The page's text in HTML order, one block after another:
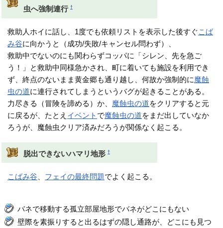
虫へ強制連行 †
救助人ホイに話し、1度でも依頼リストを表示した後すぐこば
み谷に向かうと（成功/失敗/キャンセル問わず）、
救助中でないのにも関わらずコッパに「シレン、先を急ご
う！」と救助中同様急かされ、町に着いても施設を利用でき
ず、終点のないまま黄金郷も通り越し、何故か強制的に魔蝕
虫の道に連行されてしまうというバグが起きることがある。
力尽きる（冒険を諦める）か、 魔蝕虫の道をクリアすると元
に戻るが、たとえ イベント で魔蝕虫の道をまだ出していなか
ろうが、魔蝕虫クリア済みだろうが関係なく起こる。
脱出できないハマリ地形 †
こばみ谷 フェイの最終問題でよく起こる。
バネで移動する孤立部屋地形でバネがどこにもない
壁際を素振りすると出るはずの隠し通路が、どこにも見つ